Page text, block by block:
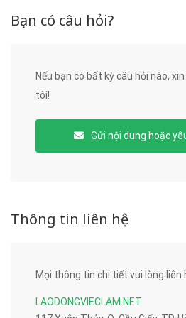
Bạn có câu hỏi?
Nếu bạn có bất kỳ câu hỏi nào,
tôi!
Gửi nội dung hoặc
Thông tin liên hệ
Mọi thông tin chi tiết vui lòng liên
LAODONGVIECLAM.NET